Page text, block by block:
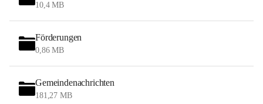
10,4 MB
Förderungen
0,86 MB
Gemeindenachrichten
181,27 MB